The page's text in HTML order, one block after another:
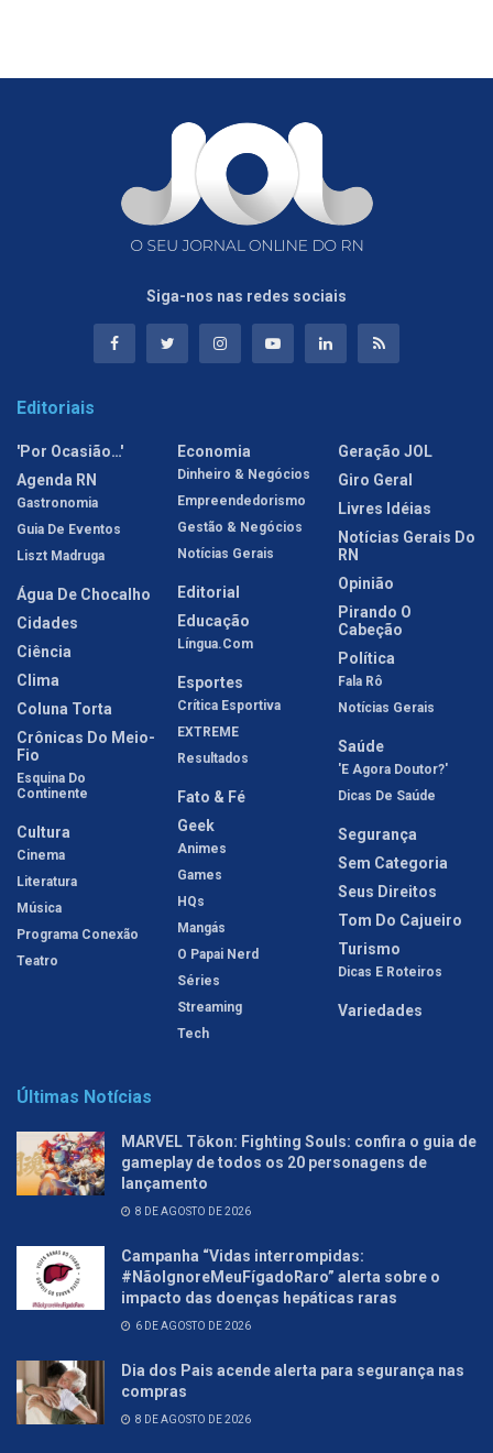
Siga-nos nas redes sociais
Editoriais
'Por Ocasião…'
Agenda RN
Gastronomia
Guia De Eventos
Liszt Madruga
Água De Chocalho
Cidades
Ciência
Clima
Coluna Torta
Crônicas Do Meio-
Fio
Esquina Do
Continente
Cultura
Cinema
Literatura
Música
Programa Conexão
Teatro
Economia
Dinheiro & Negócios
Empreendedorismo
Gestão & Negócios
Notícias Gerais
Editorial
Educação
Língua.com
Esportes
Crítica Esportiva
EXTREME
Resultados
Fato & Fé
Geek
Animes
Games
HQs
Mangás
O Papai Nerd
Séries
Streaming
Tech
Geração JOL
Giro Geral
Livres Idéias
Notícias Gerais Do
RN
Opinião
Pirando O
Cabeção
Política
Fala Rô
Notícias Gerais
Saúde
'E Agora Doutor?'
Dicas De Saúde
Segurança
Sem Categoria
Seus Direitos
Tom Do Cajueiro
Turismo
Dicas E Roteiros
Variedades
Últimas Notícias
MARVEL Tōkon: Fighting Souls: confira o guia de
gameplay de todos os 20 personagens de
lançamento
8 DE AGOSTO DE 2026
Campanha “Vidas interrompidas:
#NãoIgnoreMeuFígadoRaro” alerta sobre o
impacto das doenças hepáticas raras
6 DE AGOSTO DE 2026
Dia dos Pais acende alerta para segurança nas
compras
8 DE AGOSTO DE 2026